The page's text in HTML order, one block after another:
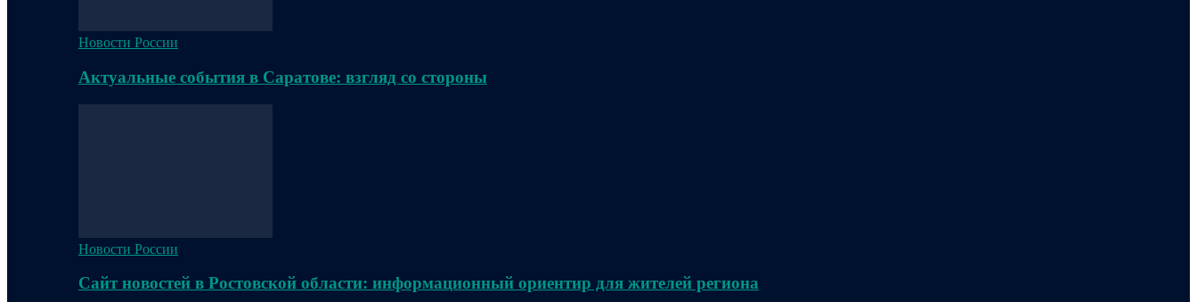
Новости России
Актуальные события в Саратове: взгляд со стороны
Новости России
Сайт новостей в Ростовской области: информационный ориентир для жителей региона